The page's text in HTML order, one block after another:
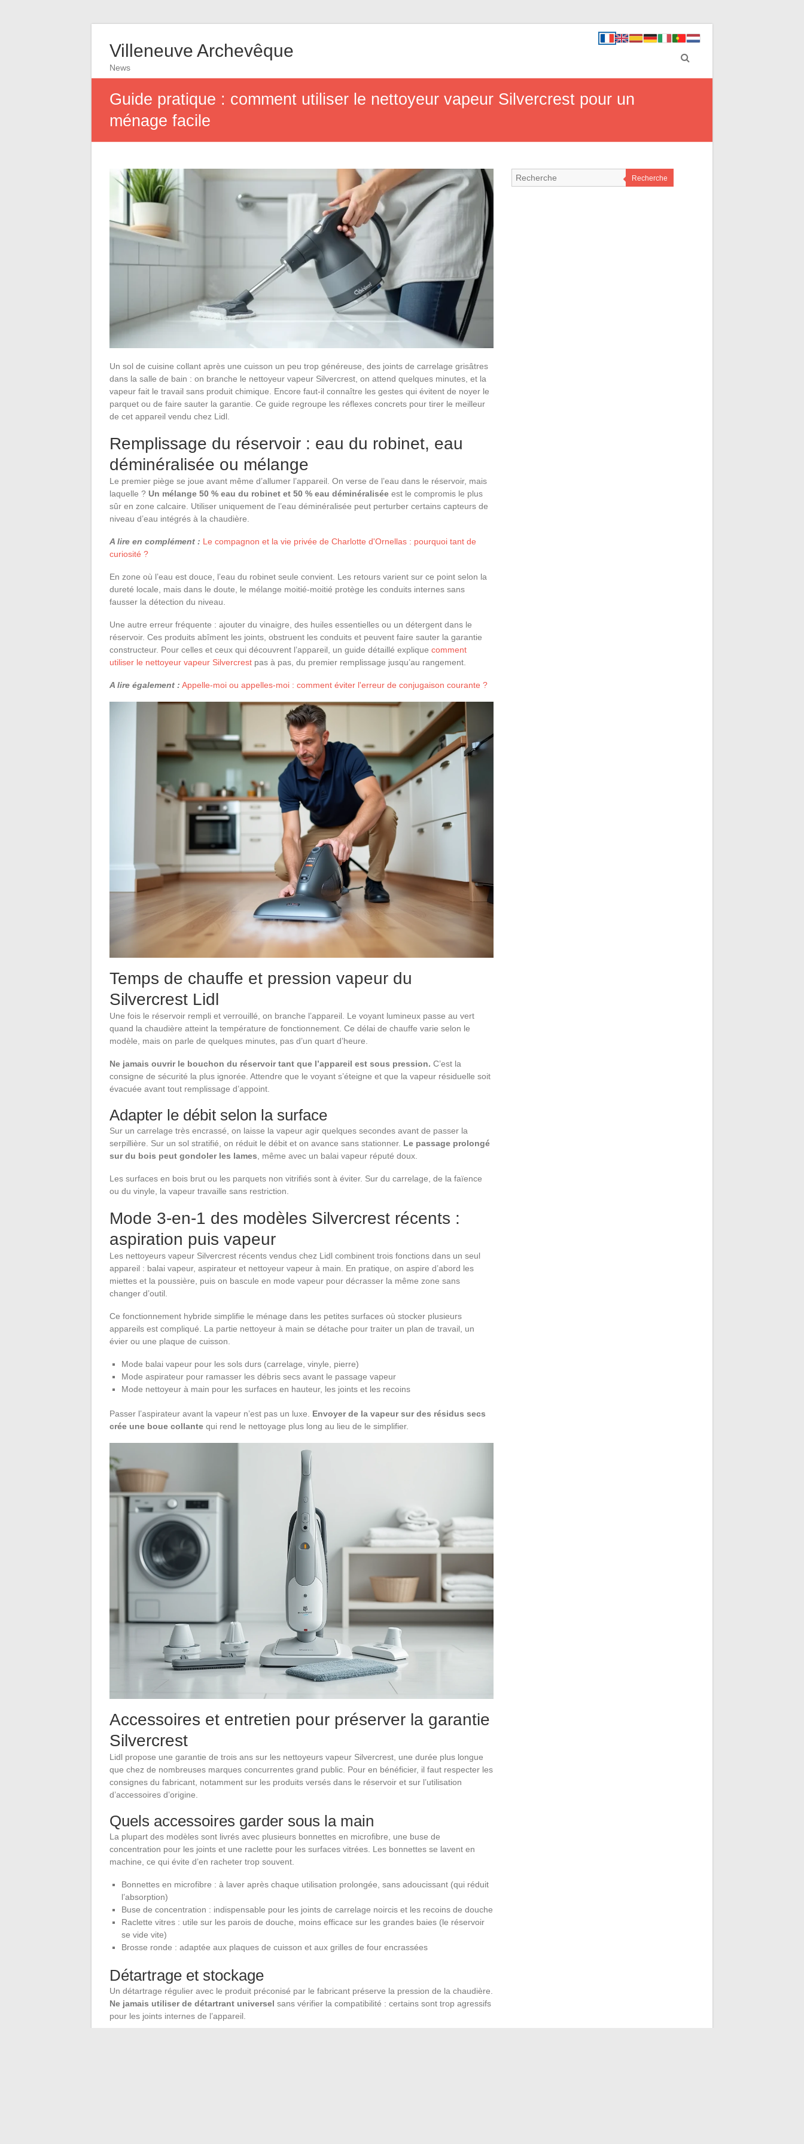
Villeneuve Archevêque
News
Guide pratique : comment utiliser le nettoyeur vapeur Silvercrest pour un
ménage facile
Un sol de cuisine collant après une cuisson un peu trop généreuse, des joints de carrelage grisâtres
dans la salle de bain : on branche le nettoyeur vapeur Silvercrest, on attend quelques minutes, et la
vapeur fait le travail sans produit chimique. Encore faut-il connaître les gestes qui évitent de noyer le
parquet ou de faire sauter la garantie. Ce guide regroupe les réflexes concrets pour tirer le meilleur
de cet appareil vendu chez Lidl.
Remplissage du réservoir : eau du robinet, eau
déminéralisée ou mélange
Le premier piège se joue avant même d’allumer l’appareil. On verse de l’eau dans le réservoir, mais
laquelle ? Un mélange 50 % eau du robinet et 50 % eau déminéralisée est le compromis le plus
sûr en zone calcaire. Utiliser uniquement de l’eau déminéralisée peut perturber certains capteurs de
niveau d’eau intégrés à la chaudière.
A lire en complément : Le compagnon et la vie privée de Charlotte d'Ornellas : pourquoi tant de
curiosité ?
En zone où l’eau est douce, l’eau du robinet seule convient. Les retours varient sur ce point selon la
dureté locale, mais dans le doute, le mélange moitié-moitié protège les conduits internes sans
fausser la détection du niveau.
Une autre erreur fréquente : ajouter du vinaigre, des huiles essentielles ou un détergent dans le
réservoir. Ces produits abîment les joints, obstruent les conduits et peuvent faire sauter la garantie
constructeur. Pour celles et ceux qui découvrent l’appareil, un guide détaillé explique comment
utiliser le nettoyeur vapeur Silvercrest pas à pas, du premier remplissage jusqu’au rangement.
A lire également : Appelle-moi ou appelles-moi : comment éviter l'erreur de conjugaison courante ?
Temps de chauffe et pression vapeur du
Silvercrest Lidl
Une fois le réservoir rempli et verrouillé, on branche l’appareil. Le voyant lumineux passe au vert
quand la chaudière atteint la température de fonctionnement. Ce délai de chauffe varie selon le
modèle, mais on parle de quelques minutes, pas d’un quart d’heure.
Ne jamais ouvrir le bouchon du réservoir tant que l’appareil est sous pression. C’est la
consigne de sécurité la plus ignorée. Attendre que le voyant s’éteigne et que la vapeur résiduelle soit
évacuée avant tout remplissage d’appoint.
Adapter le débit selon la surface
Sur un carrelage très encrassé, on laisse la vapeur agir quelques secondes avant de passer la
serpillière. Sur un sol stratifié, on réduit le débit et on avance sans stationner. Le passage prolongé
sur du bois peut gondoler les lames , même avec un balai vapeur réputé doux.
Les surfaces en bois brut ou les parquets non vitrifiés sont à éviter. Sur du carrelage, de la faïence
ou du vinyle, la vapeur travaille sans restriction.
Mode 3-en-1 des modèles Silvercrest récents :
aspiration puis vapeur
Les nettoyeurs vapeur Silvercrest récents vendus chez Lidl combinent trois fonctions dans un seul
appareil : balai vapeur, aspirateur et nettoyeur vapeur à main. En pratique, on aspire d’abord les
miettes et la poussière, puis on bascule en mode vapeur pour décrasser la même zone sans
changer d’outil.
Ce fonctionnement hybride simplifie le ménage dans les petites surfaces où stocker plusieurs
appareils est compliqué. La partie nettoyeur à main se détache pour traiter un plan de travail, un
évier ou une plaque de cuisson.
Mode balai vapeur pour les sols durs (carrelage, vinyle, pierre)
Mode aspirateur pour ramasser les débris secs avant le passage vapeur
Mode nettoyeur à main pour les surfaces en hauteur, les joints et les recoins
Passer l’aspirateur avant la vapeur n’est pas un luxe. Envoyer de la vapeur sur des résidus secs
crée une boue collante qui rend le nettoyage plus long au lieu de le simplifier.
Accessoires et entretien pour préserver la garantie
Silvercrest
Lidl propose une garantie de trois ans sur les nettoyeurs vapeur Silvercrest, une durée plus longue
que chez de nombreuses marques concurrentes grand public. Pour en bénéficier, il faut respecter les
consignes du fabricant, notamment sur les produits versés dans le réservoir et sur l’utilisation
d’accessoires d’origine.
Quels accessoires garder sous la main
La plupart des modèles sont livrés avec plusieurs bonnettes en microfibre, une buse de
concentration pour les joints et une raclette pour les surfaces vitrées. Les bonnettes se lavent en
machine, ce qui évite d’en racheter trop souvent.
Bonnettes en microfibre : à laver après chaque utilisation prolongée, sans adoucissant (qui réduit
l’absorption)
Buse de concentration : indispensable pour les joints de carrelage noircis et les recoins de douche
Raclette vitres : utile sur les parois de douche, moins efficace sur les grandes baies (le réservoir
se vide vite)
Brosse ronde : adaptée aux plaques de cuisson et aux grilles de four encrassées
Détartrage et stockage
Un détartrage régulier avec le produit préconisé par le fabricant préserve la pression de la chaudière.
Ne jamais utiliser de détartrant universel sans vérifier la compatibilité : certains sont trop agressifs
pour les joints internes de l’appareil.
Recherche